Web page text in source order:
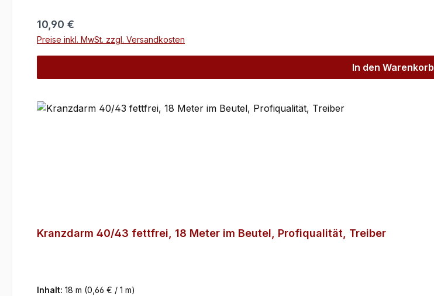
Regulärer Preis:
10,90 €
Preise inkl. MwSt. zzgl. Versandkosten
In den Warenkorb
Kranzdarm 40/43 fettfrei, 18 Meter im Beutel, Profiqualität, Treiber
Inhalt: 18 m (0,66 € / 1 m)